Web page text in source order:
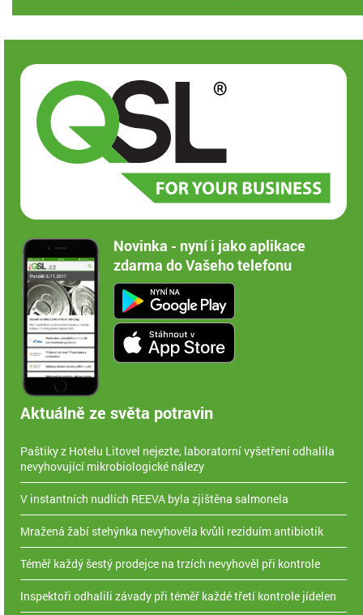
Novinka - nyní i jako aplikace
zdarma do Vašeho telefonu
Aktuálně ze světa potravin
Paštiky z Hotelu Litovel nejezte, laboratorní vyšetření odhalila
nevyhovující mikrobiologické nálezy
V instantních nudlích REEVA byla zjištěna salmonela
Mražená žabí stehýnka nevyhověla kvůli reziduím antibiotik
Téměř každý šestý prodejce na trzích nevyhověl při kontrole
Inspektoři odhalili závady při téměř každé třetí kontrole jídelen